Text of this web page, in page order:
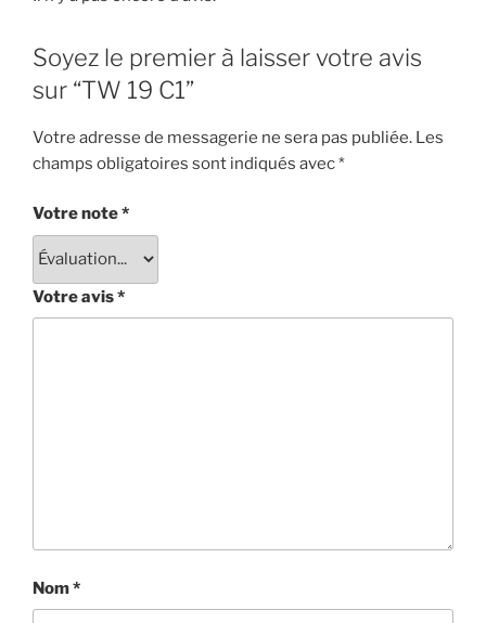
Soyez le premier à laisser votre avis
sur “TW 19 C1”
Votre adresse de messagerie ne sera pas publiée. Les
champs obligatoires sont indiqués avec*
Votre note*
Votre avis*
Nom*